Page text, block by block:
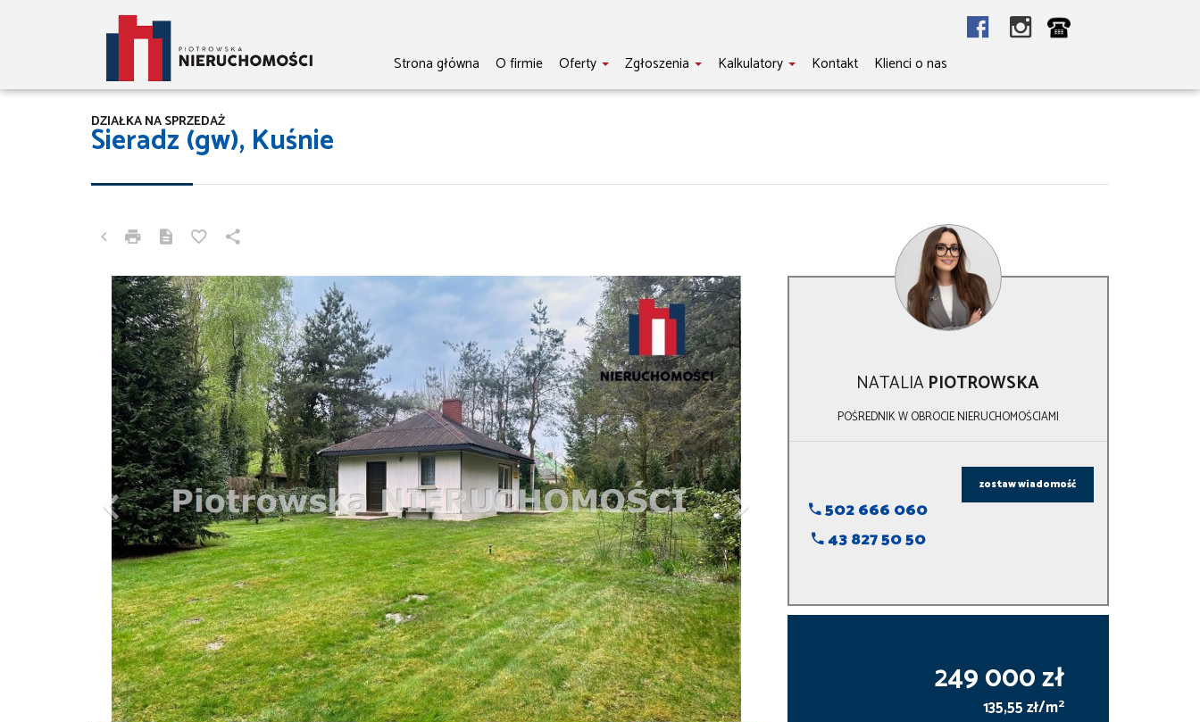
Strona główna O firmie Oferty Zgłoszenia Kalkulatory Kontakt Klienci o nas
Sieradz (gw), Kuśnie
DZIAŁKA NA SPRZEDAŻ
NATALIAPIOTROWSKA
POŚREDNIK W OBROCIE NIERUCHOMOŚCIAMI
502 666 060
43 827 50 50
zostaw wiadomość
249 000 zł
135,55 zł/m2